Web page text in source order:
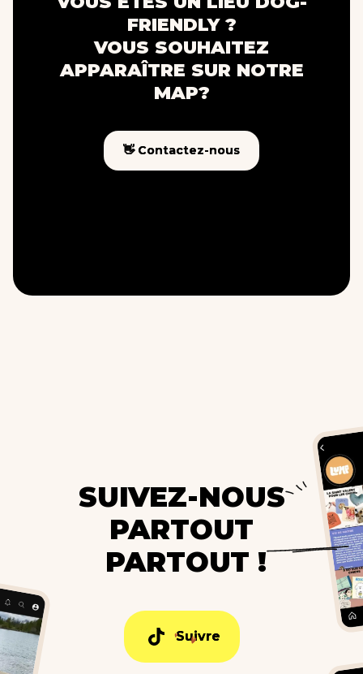
FRIENDLY ?
VOUS SOUHAITEZ
APPARAÎTRE SUR NOTRE
MAP?
👋 Contactez-nous
👋 Contactez-nous
SUIVEZ-NOUS
PARTOUT
PARTOUT !
Suivre
Suivre